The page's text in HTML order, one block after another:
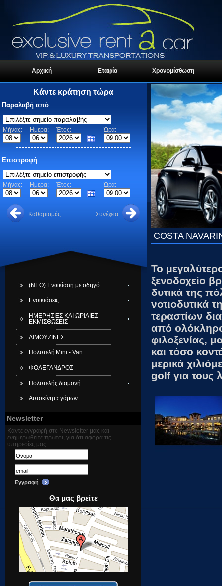
Αρχική Εταιρία Χρονομίσθωση
Κάντε κράτηση τώρα
Παραλαβή από
Μήνας: Ημερα: Έτος: Ώρα:
Επιστροφή
Μήνας: Ημερα: Έτος: Ώρα:
Συνέχεια
Καθαρισμός
(ΝΕΟ) Ενοικίαση με οδηγό
Ενοικιάσεις
ΗΜΕΡΗΣΙΕΣ ΚΑΙ ΩΡΙΑΙΕΣ
ΕΚΜΙΣΘΩΣΕΙΣ
ΛΙΜΟΥΖΙΝΕΣ
Πολυτελή Mini - Van
ΦΟΛΕΓΑΝΔΡΟΣ
Πολυτελής διαμονή
Αυτοκίνητα γάμων
Newsletter
Κάντε εγγραφή στο Newsletter μας και
ενημερωθείτε πρώτοι, για ότι αφορά τις
υπηρεσίες μας.
Εγγραφή
Θα μας βρείτε
COSTA
Το
ξενοδοχείο
δυτικά της
νοτιοδυτικά
τεραστίων
από
φιλοξενίας,
και τόσο
μερικά
golf για τους